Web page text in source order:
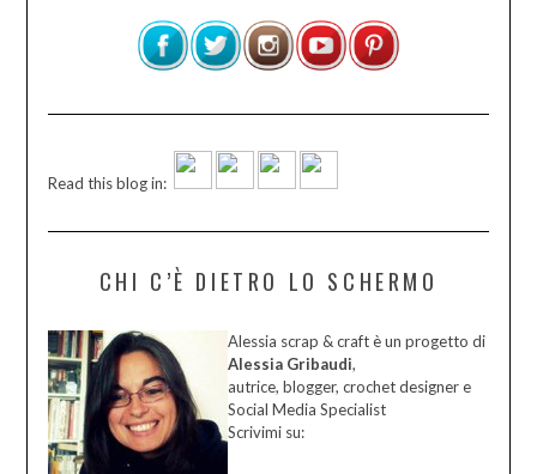
Read this blog in:
CHI C’È DIETRO LO SCHERMO
Alessia scrap & craft è un progetto di
Alessia Gribaudi,
autrice, blogger, crochet designer e
Social Media Specialist
Scrivimi su: